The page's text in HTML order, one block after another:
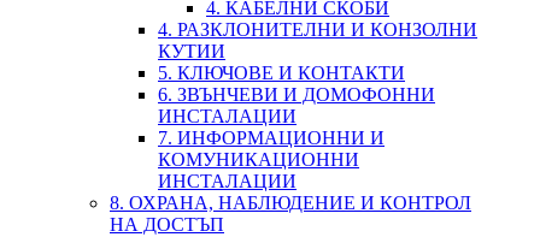
4. КАБЕЛНИ СКОБИ
4. РАЗКЛОНИТЕЛНИ И КОНЗОЛНИ
КУТИИ
5. КЛЮЧОВЕ И КОНТАКТИ
6. ЗВЪНЧЕВИ И ДОМОФОННИ
ИНСТАЛАЦИИ
7. ИНФОРМАЦИОННИ И
КОМУНИКАЦИОННИ
ИНСТАЛАЦИИ
8. ОХРАНА, НАБЛЮДЕНИЕ И КОНТРОЛ
НА ДОСТЪП